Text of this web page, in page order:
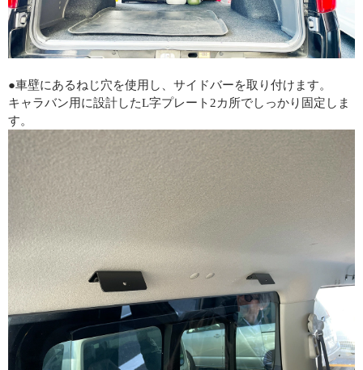
●車壁にあるねじ穴を使用し、サイドバーを取り付けます。
キャラバン用に設計したL字プレート2カ所でしっかり固定しま
す。